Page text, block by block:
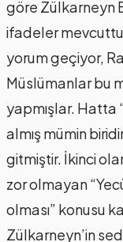
göre Zülkarneyn
ifadeler
yorum geçiyor,
Müslümanlar bu
yapmışlar. Hatta
almış mümin
gitmiştir. İkinci
zor olmayan
olması” konusu
Zülkarneyn’in